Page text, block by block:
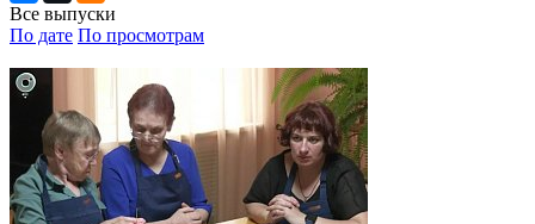
Все выпуски
По дате По просмотрам